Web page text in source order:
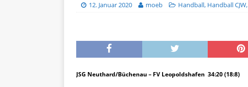
12. Januar 2020 moeb Handball, Handball CJW,
JSG Neuthard/Büchenau – FV Leopoldshafen 34:20 (18:8)